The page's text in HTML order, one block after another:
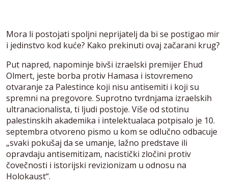
Mora li postojati spoljni neprijatelj da bi se postigao mir
i jedinstvo kod kuće? Kako prekinuti ovaj začarani krug?
Put napred, napominje bivši izraelski premijer Ehud
Olmert, jeste borba protiv Hamasa i istovremeno
otvaranje za Palestince koji nisu antisemiti i koji su
spremni na pregovore. Suprotno tvrdnjama izraelskih
ultranacionalista, ti ljudi postoje. Više od stotinu
palestinskih akademika i intelektualaca potpisalo je 10.
septembra otvoreno pismo u kom se odlučno odbacuje
„svaki pokušaj da se umanje, lažno predstave ili
opravdaju antisemitizam, nacistički zločini protiv
čovečnosti i istorijski revizionizam u odnosu na
Holokaust“.